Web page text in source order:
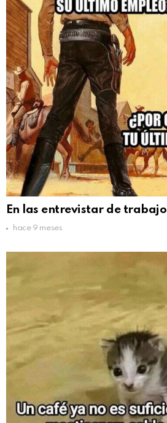
En las entrevistar de trabajo
hace 9 meses